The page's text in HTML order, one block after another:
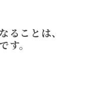
ることは、
。